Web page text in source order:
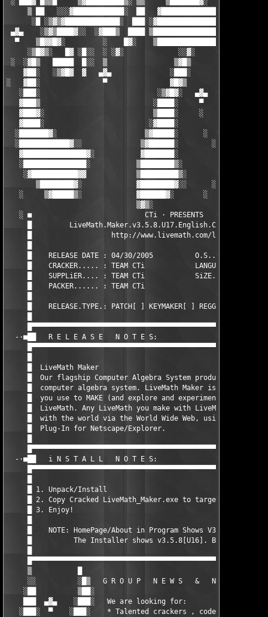
▒ ██   ░░░▓████████████░  ██   ▓█████████████████████▒
░█ ░▒▓▒▓█████████████░  ███ ░▓███████████████████▒  ░
▄▓▄    ░▒▓▒████▓░░  ░▓███▒  ████ ▒██████████████████▓▒
▀    ▒█▓▓█▓░         ░    █▓░    ▒██████████████▒      ▄▓▄
░▒█▓▒░   █▓ ░█░░  ░ ░▓░             ░░▓░             ▀
░  ░▓█▒   █████  █░░  ▒                ▒▓█▒         ░
▓██░   ░▒▓█▓  ▓   ▄▓▄              ░███░
░   ▓██░               ▀               ▓█▓▒           ░
░███░                            ░▒▓█▓░   ▄▓▄        ░
▓███▒                           ░████░     ▀
▓███▓░                          ▒████░     ░         ░
▓████░                         ░▓████░
░███████▓░                     ▒▓█████░      ░      ░
░████████████▓░░              ▒▓██████░        ░  ░
▓███████████████▓░           ▓███████░
░███████████████░           ▒████████▒░        ░ ░
░▓███████████▓▓            ▒█████████▒░
▒████████▓░             ▓████████▓░░      ░    ░
   ░     ▒▓█████▒░             ▓██████▓░       ░           ▒░
▒▓▒░                    ░
░ ■                           CTi · PRESENTS
█
     █                   http://www.livemath.com/lmmaker/		  █
█    RELEASE DATE : 04/30/2005          O.S....... :
█    CRACKER..... : TEAM CTi            LANGUAGE.. :
█    SUPPLiER.... : TEAM CTi            SiZE...... : 3 *
█    PACKER...... : TEAM CTi
█    RELEASE.TYPE.: PATCH[ ] KEYMAKER[ ] REGGED[ ] OTHER
-·■██   R E L E A S E   N O T E S:
     █  LiveMath Maker							  █
█  Our flagship Computer Algebra System product.
█  computer algebra system. LiveMath Maker is a computer
█  you use to MAKE (and explore and experiment with and
█  LiveMath. Any LiveMath you make with LiveMath Maker
█  with the world via the World Wide Web, using the FREE
     █  Plug-In for Netscape/Explorer.  				  █
-·■██   i N S T A L L   N O T E S:
     █ 1. Unpack/Install						  █
     █ 2. Copy Cracked LiveMath_Maker.exe to target Dir  		  █
     █ 3. Enjoy!  							  █
█    NOTE: HomePage/About in Program Shows V3.5.8[U17]
█          The Installer shows v3.5.8[U16]. Blame The
▒           █
░░          ░█▒   G R O U P   N E W S   &   N O T E S
░██          ▒██░
███  ▄▓▄    ░███░   We are looking for:
░███░  ▀    ░███░    * Talented crackers , coders